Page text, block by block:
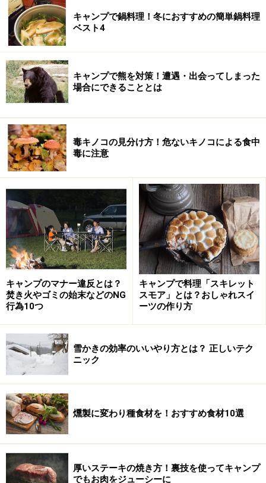
卵はお好みにでゆで卵やスクランブルエッグに
クロワッサンにマスタードとマヨネーズを塗って、
サラダ菜、卵、生ハム、チーズなどをたくさん挟む
ポイント
クロワッサンを切る時は、包丁を火で炙って熱くし
てから切ると、す～っと切れます。
挟む具は、赤、緑、黄色のバランスを考えて挟む
と、仕上がりがきれいになります。とにかく具はぜ
いたくにいろいろ挟みましょう！ ポテトサラダやチ
甘いものが好きな人用には、マスカルポーネやフロ
マージュブランなどのチーズを塗って、バナナやイ
チゴ、チョコレートシロップ、はちみつなどでデザ
ートサンドイッチを作るのもおすすめです。
美味しいですよ！
※記事内容は執筆時点のものです。最新の内容をご確認くださ
い。
キャンプで鍋料理！冬におすすめの簡単鍋料理
ベスト4
キャンプで熊を対策！遭遇・出会ってしまった
場合にできることとは
毒キノコの見分け方！危ないキノコによる食中
毒に注意
キャンプのマナー違反とは？
焚き火やゴミの始末などのNG
行為10つ
キャンプで料理「スキレット
スモア」とは？おしゃれスイ
ーツの作り方
雪かきの効率のいいやり方とは？ 正しいテク
ニック
燻製に変わり種食材を！おすすめ食材10選
厚いステーキの焼き方！裏技を使ってキャンプ
でもお肉をジューシーに